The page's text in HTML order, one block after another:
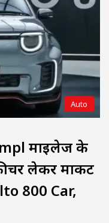
Auto
माइलेज के
लेकर मार्केट
800 Car,